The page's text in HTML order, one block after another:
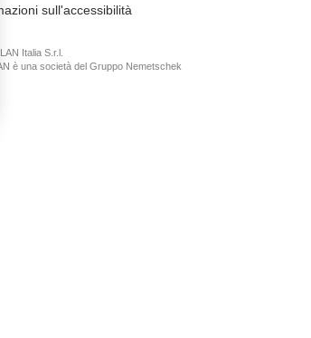
sull'accessibilità
Italia S.r.l.
è una società del Gruppo Nemetschek